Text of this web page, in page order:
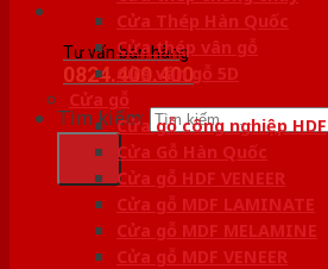
Tư vấn bán hàng
0824.400.400
Tìm kiếm:
Cửa Thép Hàn Quốc
Cửa thép vân gỗ
Cửa vân gỗ 5D
Cửa gỗ
Cửa gỗ công nghiệp HDF
Cửa Gỗ Hàn Quốc
Cửa gỗ HDF VENEER
Cửa gỗ MDF LAMINATE
Cửa gỗ MDF MELAMINE
Cửa gỗ MDF VENEER